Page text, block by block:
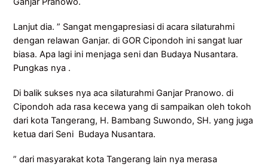
Lanjut dia. ” Sangat mengapresiasi di acara silaturahmi
dengan relawan Ganjar. di GOR Cipondoh ini sangat luar
biasa. Apa lagi ini menjaga seni dan Budaya Nusantara.
Pungkas nya .
Di balik sukses nya aca silaturahmi Ganjar Pranowo. di
Cipondoh ada rasa kecewa yang di sampaikan oleh tokoh
dari kota Tangerang, H. Bambang Suwondo, SH. yang juga
ketua dari Seni Budaya Nusantara.
” dari masyarakat kota Tangerang lain nya merasa